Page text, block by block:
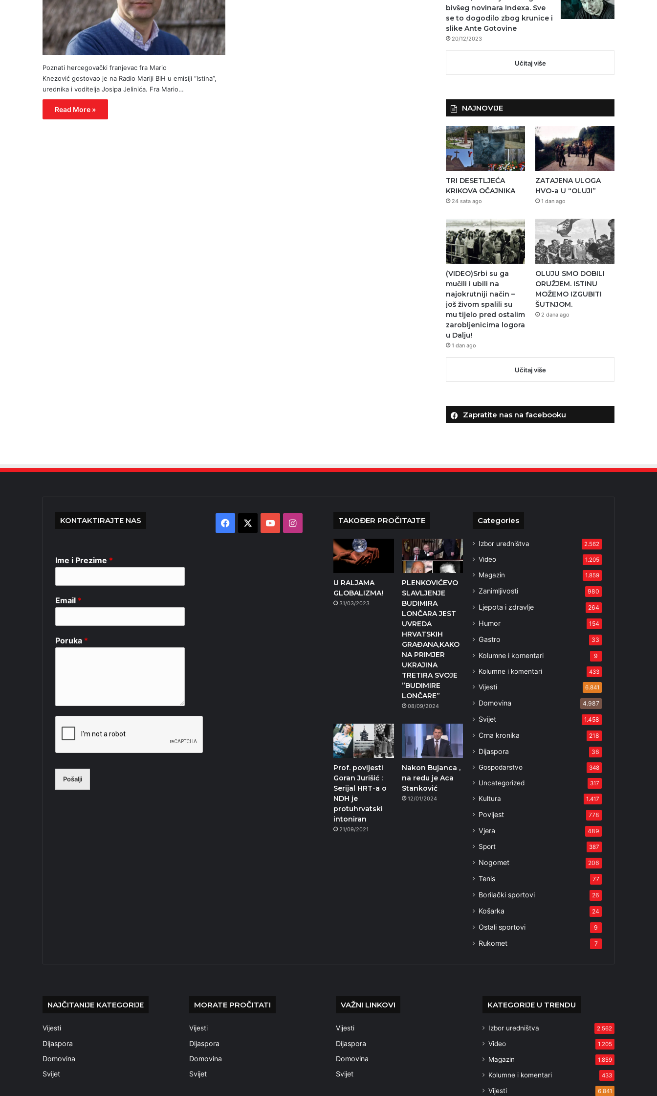
Poznati hercegovački franjevac fra Mario
Knezović gostovao je na Radio Mariji BiH u emisiji “Istina”,
urednika i voditelja Josipa Jelinića. Fra Mario…
Read More »
bivšeg novinara Indexa. Sve
se to dogodilo zbog krunice i
slike Ante Gotovine
20/12/2023
Učitaj više
NAJNOVIJE
TRI DESETLJEĆA
KRIKOVA OČAJNIKA
24 sata ago
ZATAJENA ULOGA
HVO-a U “OLUJI”
1 dan ago
(VIDEO)Srbi su ga
mučili i ubili na
najokrutniji način –
još živom spalili su
mu tijelo pred ostalim
zarobljenicima logora
u Dalju!
1 dan ago
OLUJU SMO DOBILI
ORUŽJEM. ISTINU
MOŽEMO IZGUBITI
ŠUTNJOM.
2 dana ago
Učitaj više
Zapratite nas na facebooku
KONTAKTIRAJTE NAS
Ime i Prezime *
Email *
Poruka *
Pošalji
Facebook YouTubeInstagram TAKOĐER PROČITAJTE
U RALJAMA
GLOBALIZMA!
31/03/2023
PLENKOVIĆEVO
SLAVLJENJE
BUDIMIRA
LONČARA JEST
UVREDA
HRVATSKIH
GRAĐANA,KAKO
NA PRIMJER
UKRAJINA
TRETIRA SVOJE
”BUDIMIRE
LONČARE”
08/09/2024
Prof. povijesti
Goran Jurišić :
Serijal HRT-a o
NDH je
protuhrvatski
intoniran
21/09/2021
Nakon Bujanca ,
na redu je Aca
Stanković
12/01/2024
Categories
Izbor uredništva 2.562
Video 1.205
Magazin 1.859
Zanimljivosti 980
Ljepota i zdravlje 264
Humor 154
Gastro 33
Kolumne i komentari 9
Kolumne i komentari 433
Vijesti 6.841
Domovina 4.987
Svijet 1.458
Crna kronika 218
Dijaspora 36
Gospodarstvo 348
Uncategorized 317
Kultura 1.417
Povijest 778
Vjera 489
Sport 387
Nogomet 206
Tenis 77
Borilački sportovi 26
Košarka 24
Ostali sportovi 9
Rukomet 7
NAJČITANIJE KATEGORIJE
Vijesti
Dijaspora
Domovina
Svijet
MORATE PROČITATI
Vijesti
Dijaspora
Domovina
Svijet
VAŽNI LINKOVI
Vijesti
Dijaspora
Domovina
Svijet
KATEGORIJE U TRENDU
Izbor uredništva 2.562
Video 1.205
Magazin 1.859
Kolumne i komentari 433
Vijesti 6.841